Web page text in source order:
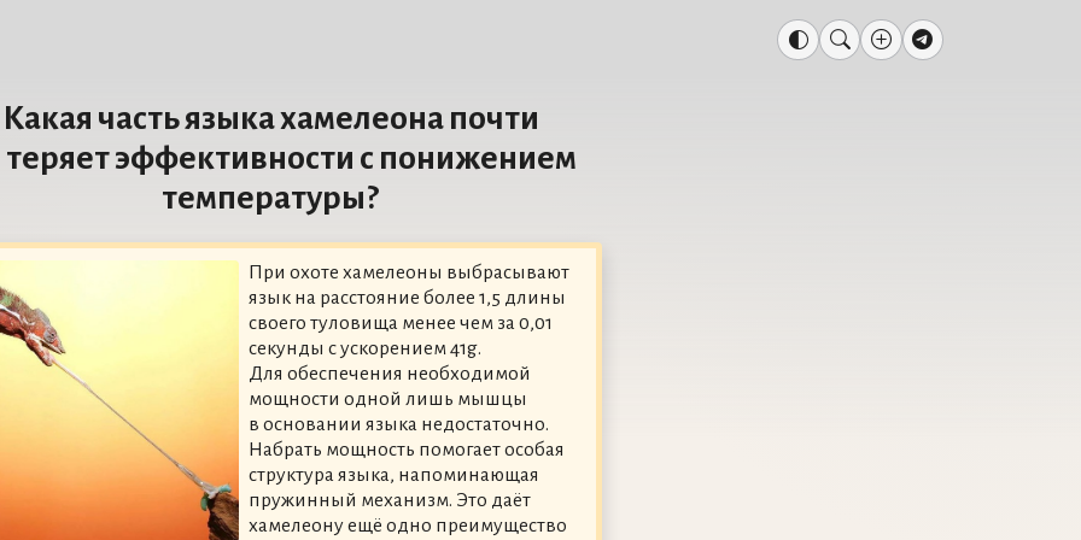
Какая часть языка хамелеона почти
теряет эффективности с понижением
температуры?
При охоте хамелеоны выбрасывают
язык на расстояние более 1,5 длины
своего туловища менее чем за 0,01
секунды с ускорением 41g.
Для обеспечения необходимой
мощности одной лишь мышцы
в основании языка недостаточно.
Набрать мощность помогает особая
структура языка, напоминающая
пружинный механизм. Это даёт
хамелеону ещё одно преимущество